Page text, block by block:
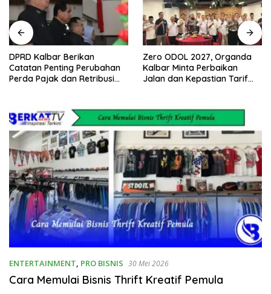
DPRD Kalbar Berikan
Catatan Penting Perubahan
Perda Pajak dan Retribusi
Zero ODOL 2027, Organda
Kalbar Minta Perbaikan
Jalan dan Kepastian Tarif
ENTERTAINMENT, PRO BISNIS 30 Mei 2026
Cara Memulai Bisnis Thrift Kreatif Pemula